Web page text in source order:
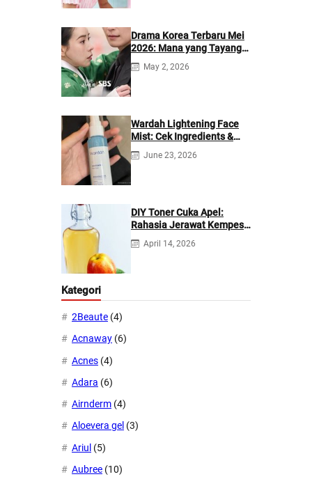
Drama Korea Terbaru Mei
2026: Mana yang Tayang
di Netflix?
May 2, 2026
Wardah Lightening Face
Mist: Cek Ingredients &
Manfaatnya
June 23, 2026
DIY Toner Cuka Apel:
Rahasia Jerawat Kempes
dalam 2 Hari!
April 14, 2026
Kategori
2Beaute (4)
Acnaway (6)
Acnes (4)
Adara (6)
Airnderm (4)
Aloevera gel (3)
Ariul (5)
Aubree (10)